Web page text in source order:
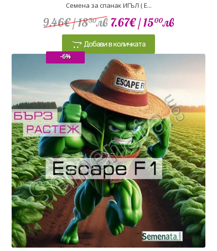
Семена за спанак ИГЪЛ ( E...
9.46€/ 1850лв 7.67€/ 1500лв
Добави в количката
-6%